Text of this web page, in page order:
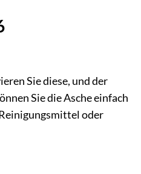
Sie diese, und der
Sie die Asche einfach
oder